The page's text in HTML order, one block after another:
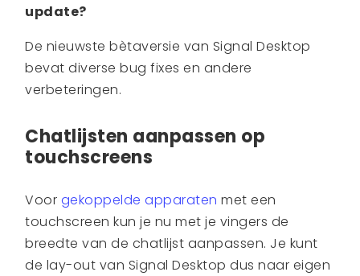
update?
De nieuwste bètaversie van Signal Desktop
bevat diverse bug fixes en andere
verbeteringen.
Chatlijsten aanpassen op
touchscreens
Voor gekoppelde apparaten met een
touchscreen kun je nu met je vingers de
breedte van de chatlijst aanpassen. Je kunt
de lay-out van Signal Desktop dus naar eigen